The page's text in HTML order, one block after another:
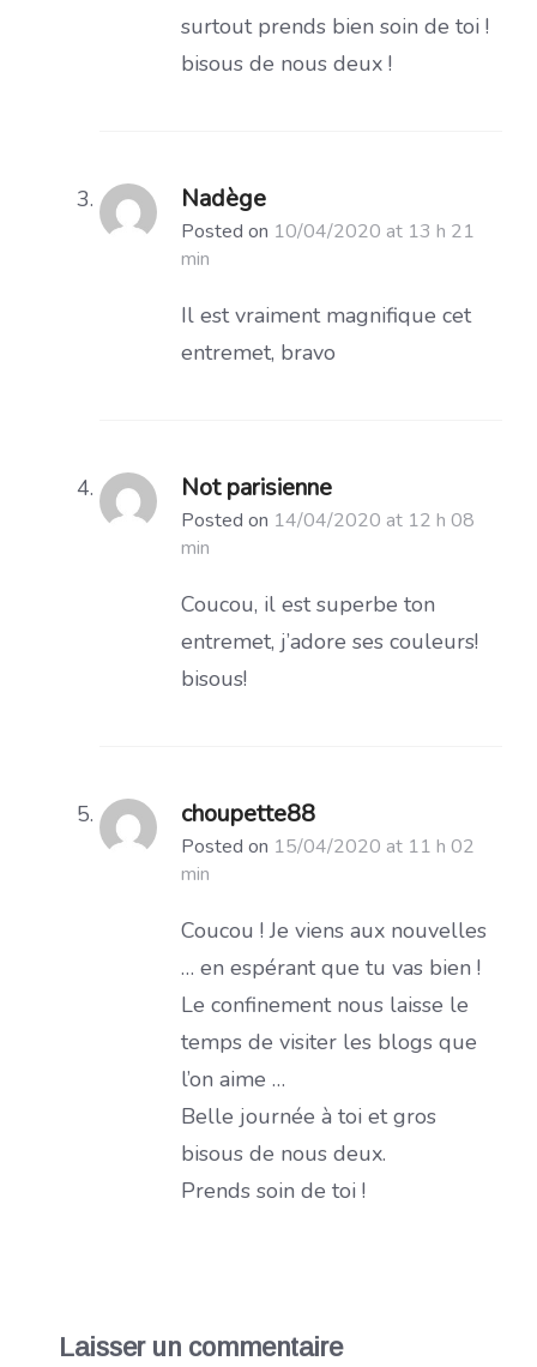
surtout prends bien soin de toi !
bisous de nous deux !
Nadège
Posted on 10/04/2020 at 13 h 21
min
Il est vraiment magnifique cet
entremet, bravo
Not parisienne
Posted on 14/04/2020 at 12 h 08
min
Coucou, il est superbe ton
entremet, j’adore ses couleurs!
bisous!
choupette88
Posted on 15/04/2020 at 11 h 02
min
Coucou ! Je viens aux nouvelles
… en espérant que tu vas bien !
Le confinement nous laisse le
temps de visiter les blogs que
l’on aime …
Belle journée à toi et gros
bisous de nous deux.
Prends soin de toi !
Laisser un commentaire